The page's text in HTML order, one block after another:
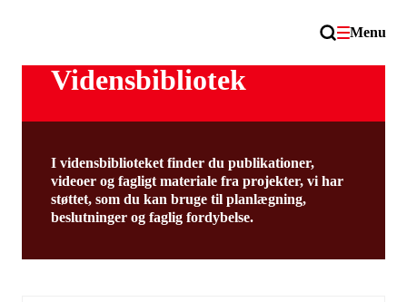
Menu
Vidensbibliotek
I vidensbiblioteket finder du publikationer,
videoer og fagligt materiale fra projekter, vi har
støttet, som du kan bruge til planlægning,
beslutninger og faglig fordybelse.